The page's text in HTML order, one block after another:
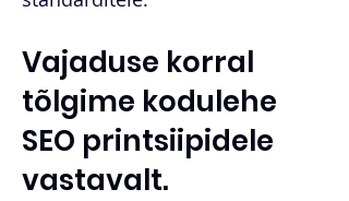
Vajaduse korral
tõlgime kodulehe
SEO printsiipidele
vastavalt.